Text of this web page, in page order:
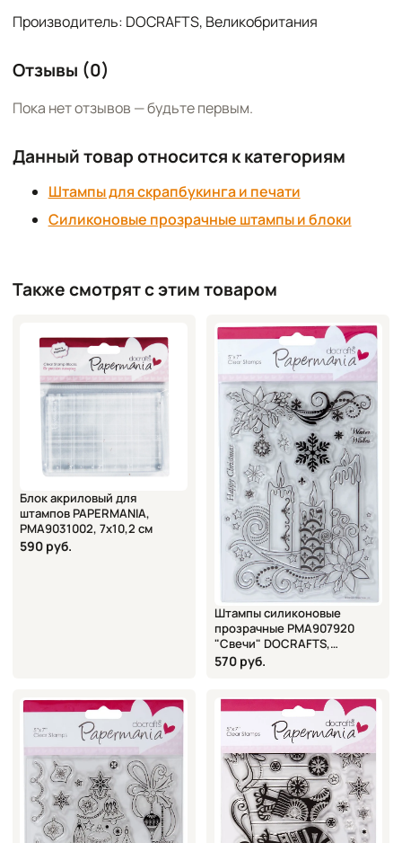
Производитель: DOCRAFTS, Великобритания
Отзывы (0)
Пока нет отзывов — будьте первым.
Данный товар относится к категориям
Штампы для скрапбукинга и печати
Силиконовые прозрачные штампы и блоки
Также смотрят с этим товаром
Блок акриловый для
штампов PAPERMANIA,
PMA9031002, 7х10,2 см
590 руб.
Штампы силиконовые
прозрачные PMA907920
"Свечи" DOCRAFTS,
12,7х17,7 см
570 руб.